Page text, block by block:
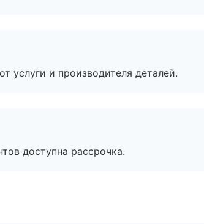
услуги и производителя деталей.
доступна рассрочка.